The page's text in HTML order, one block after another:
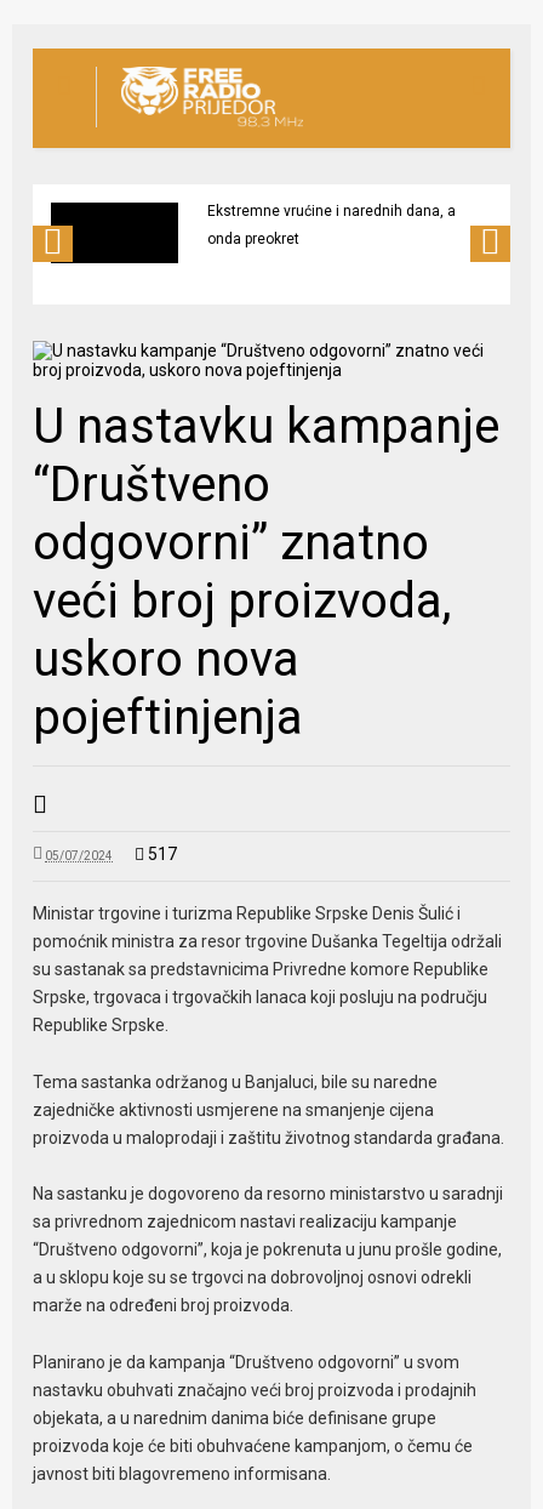
Ekstremne vrućine i narednih dana, a
onda preokret
U nastavku kampanje
“Društveno
odgovorni” znatno
veći broj proizvoda,
uskoro nova
pojeftinjenja
05/07/2024 517
Ministar trgovine i turizma Republike Srpske Denis Šulić i
pomoćnik ministra za resor trgovine Dušanka Tegeltija održali
su sastanak sa predstavnicima Privredne komore Republike
Srpske, trgovaca i trgovačkih lanaca koji posluju na području
Republike Srpske.
Tema sastanka održanog u Banjaluci, bile su naredne
zajedničke aktivnosti usmjerene na smanjenje cijena
proizvoda u maloprodaji i zaštitu životnog standarda građana.
Na sastanku je dogovoreno da resorno ministarstvo u saradnji
sa privrednom zajednicom nastavi realizaciju kampanje
“Društveno odgovorni”, koja je pokrenuta u junu prošle godine,
a u sklopu koje su se trgovci na dobrovoljnoj osnovi odrekli
marže na određeni broj proizvoda.
Planirano je da kampanja “Društveno odgovorni” u svom
nastavku obuhvati značajno veći broj proizvoda i prodajnih
objekata, a u narednim danima biće definisane grupe
proizvoda koje će biti obuhvaćene kampanjom, o čemu će
javnost biti blagovremeno informisana.